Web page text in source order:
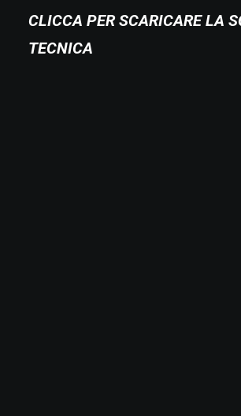
CLICCA PER SCARICARE LA
TECNICA